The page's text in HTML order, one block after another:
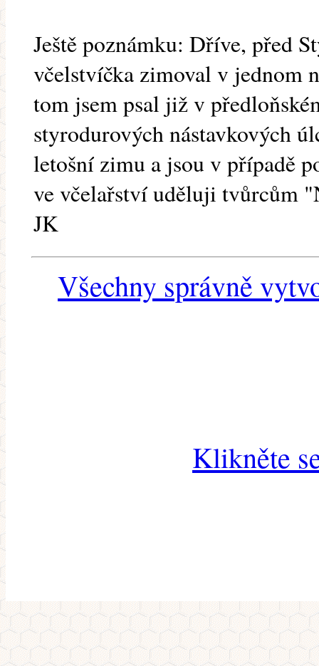
Ještě poznámku: Dříve, před
včelstvíčka zimoval v jednom
tom jsem psal již v
styrodurových nástavkových
letošní zimu a jsou v případě
ve včelařství uděluji tvůrcům
JK
Všechny správně
Klikněte